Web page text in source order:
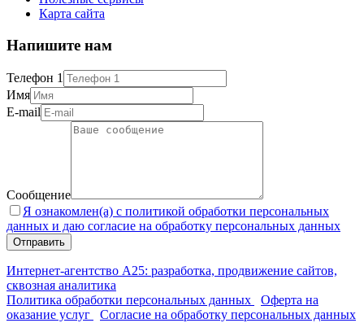
Карта сайта
Напишите нам
Телефон 1
Имя
E-mail
Сообщение
Я ознакомлен(а) с политикой обработки персональных
данных и даю согласие на обработку персональных данных
Интернет-агентство А25: разработка, продвижение сайтов,
сквозная аналитика
Политика обработки персональных данных
Оферта на
оказание услуг
Согласие на обработку персональных данных